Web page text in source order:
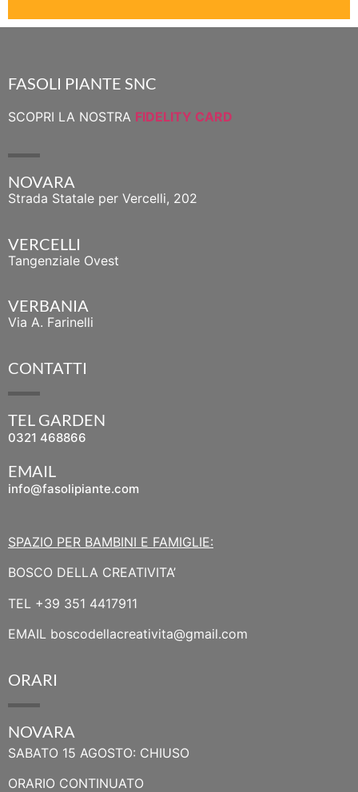
FASOLI PIANTE SNC
SCOPRI LA NOSTRA FIDELITY CARD
NOVARA
Strada Statale per Vercelli, 202
VERCELLI
Tangenziale Ovest
VERBANIA
Via A. Farinelli
CONTATTI
TEL GARDEN
0321 468866
EMAIL
info@fasolipiante.com
SPAZIO PER BAMBINI E FAMIGLIE:
BOSCO DELLA CREATIVITA’
TEL +39 351 4417911
EMAIL boscodellacreativita@gmail.com
ORARI
NOVARA
SABATO 15 AGOSTO: CHIUSO
ORARIO CONTINUATO